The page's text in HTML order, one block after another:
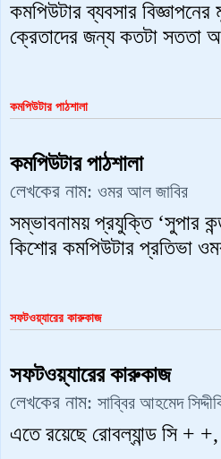
কমপিউটার ব্যবসার বিজ্ঞাপনের
ক্রেতাদের জন্য কতটা সততা
কমপিউটার পাঠশালা
কমপিউটার পাঠশালা
লেখকের নাম: ওমর আল জাবির
সম্ভাবনাময় প্রযুক্তি ‘সুপার
কিশোর কমপিউটার প্রতিভা
সফটওয়্যারের কারুকাজ
সফটওয়্যারের কারুকাজ
লেখকের নাম: সাব্বির আহমেদ
এতে রয়েছে রোবল্যান্ড সি +